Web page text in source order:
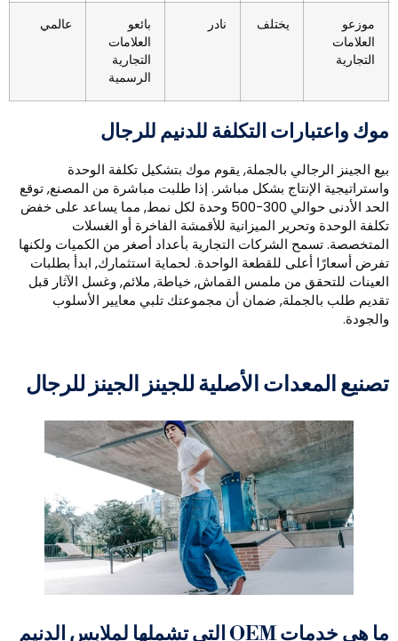
موزعو
العلامات
التجارية
يختلف نادر
بائعو
العلامات
التجارية
الرسمية
عالمي
واعتبارات التكلفة للدنيم للرجال
الجينز الرجالي بالجملة, يقوم موك بتشكيل تكلفة الوحدة
الإنتاج بشكل مباشر. إذا طلبت مباشرة من المصنع, توقع
الحد الأدنى حوالي 300-500 وحدة لكل نمط, مما يساعد على خفض
الوحدة وتحرير الميزانية للأقمشة الفاخرة أو الغسلات
تسمح الشركات التجارية بأعداد أصغر من الكميات ولكنها
أسعارًا أعلى للقطعة الواحدة. لحماية استثمارك, ابدأ بطلبات
للتحقق من ملمس القماش, خياطة, ملائم, وغسل الآثار قبل
طلب بالجملة, ضمان أن مجموعتك تلبي معايير الأسلوب
المعدات الأصلية للجينز الجينز للرجال
ما هي خدمات OEM التي تشملها لملابس الدنيم